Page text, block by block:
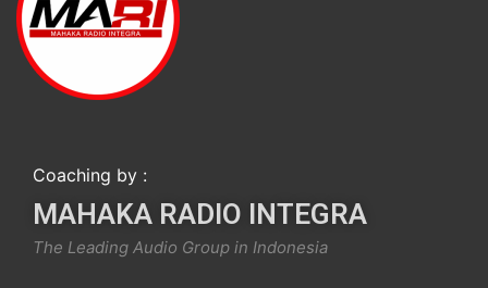
Coaching by :
MAHAKA RADIO INTEGRA
The Leading Audio Group in Indonesia